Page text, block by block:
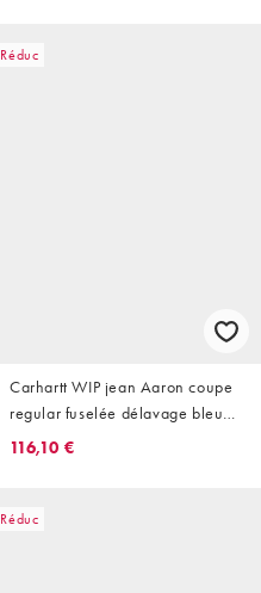
Réduc
Carhartt WIP jean Aaron coupe
regular fuselée délavage bleu
moyen
116,10 €
Réduc